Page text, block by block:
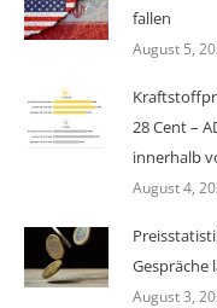
fallen
August 5,
28 Cent –
innerhalb
August 4,
Gespräche
August 3,